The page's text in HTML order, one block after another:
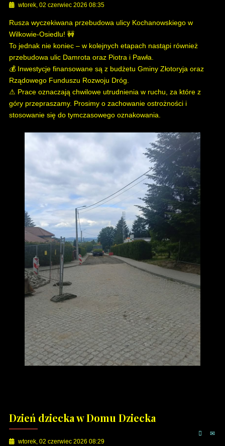
wtorek, 02 czerwiec 2026 08:35
Rusza wyczekiwana przebudowa ulicy Kochanowskiego w
Wilkowie-Osiedlu! 🚧
To jednak nie koniec – w kolejnych etapach nastąpi również
przebudowa ulic Damrota oraz Piotra i Pawła.
💰 Inwestycje finansowane są z budżetu Gminy Złotoryja oraz
Rządowego Funduszu Rozwoju Dróg.
⚠ Prace oznaczają chwilowe utrudnienia w ruchu, za które z
góry przepraszamy. Prosimy o zachowanie ostrożności i
stosowanie się do tymczasowego oznakowania.
Dzień dziecka w Domu Dziecka
wtorek, 02 czerwiec 2026 08:29